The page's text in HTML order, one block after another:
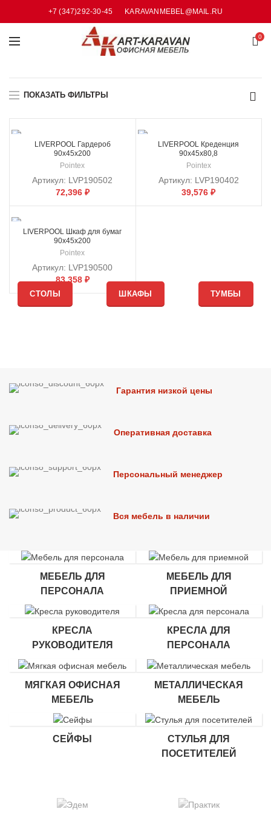
+7 (347)292-30-45 KARAVANMEBEL@MAIL.RU
0
ПОКАЗАТЬ ФИЛЬТРЫ
LIVERPOOL Гардероб
90x45x200
Pointex
Артикул: LVP190502
72,396 ₽
LIVERPOOL Креденция
90x45x80,8
Pointex
Артикул: LVP190402
39,576₽
LIVERPOOL Шкаф для бумаг
90x45x200
Pointex
Артикул: LVP190500
83,358 ₽
СТОЛЫ ШКАФЫ ТУМБЫ
Гарантия низкой цены
Оперативная доставка
Персональный менеджер
Вся мебель в наличии
МЕБЕЛЬ ДЛЯ
ПЕРСОНАЛА
МЕБЕЛЬ ДЛЯ
ПРИЕМНОЙ
КРЕСЛА
РУКОВОДИТЕЛЯ
КРЕСЛА ДЛЯ
ПЕРСОНАЛА
МЯГКАЯ ОФИСНАЯ
МЕБЕЛЬ
МЕТАЛЛИЧЕСКАЯ
МЕБЕЛЬ
СЕЙФЫ
СТУЛЬЯ ДЛЯ
ПОСЕТИТЕЛЕЙ